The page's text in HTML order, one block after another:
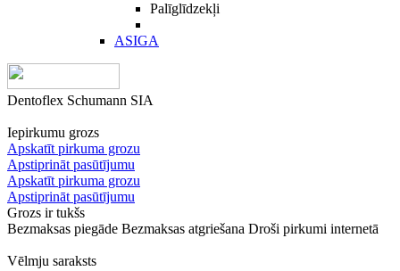
Palīglīdzekļi
ASIGA
Dentoflex Schumann SIA
Iepirkumu grozs
Apskatīt pirkuma grozu
Apstiprināt pasūtījumu
Apskatīt pirkuma grozu
Apstiprināt pasūtījumu
Grozs ir tukšs
Bezmaksas piegāde Bezmaksas atgriešana Droši pirkumi internetā
Vēlmju saraksts